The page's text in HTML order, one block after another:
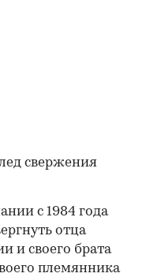
свержения
с 1984 года
отца
и своего брата
племянника